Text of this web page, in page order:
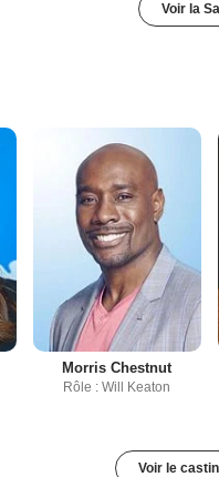
Voir la
Morris Chestnut
Rôle : Will Keaton
Voir le